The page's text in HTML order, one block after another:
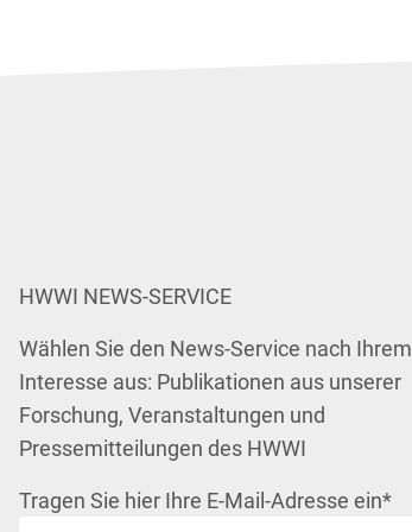
HWWI NEWS-SERVICE
Wählen Sie den News-Service nach Ihrem
Interesse aus: Publikationen aus unserer
Forschung, Veranstaltungen und
Pressemitteilungen des HWWI
Tragen Sie hier Ihre E-Mail-Adresse ein*